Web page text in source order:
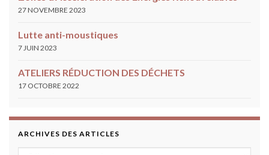
27 NOVEMBRE 2023
Lutte anti-moustiques
7 JUIN 2023
ATELIERS RÉDUCTION DES DÉCHETS
17 OCTOBRE 2022
ARCHIVES DES ARTICLES